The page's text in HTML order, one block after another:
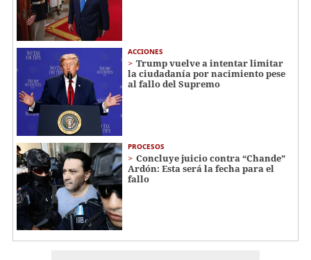
ACCIONES
Trump vuelve a intentar limitar
la ciudadanía por nacimiento pese
al fallo del Supremo
PROCESOS
Concluye juicio contra “Chande”
Ardón: Esta será la fecha para el
fallo